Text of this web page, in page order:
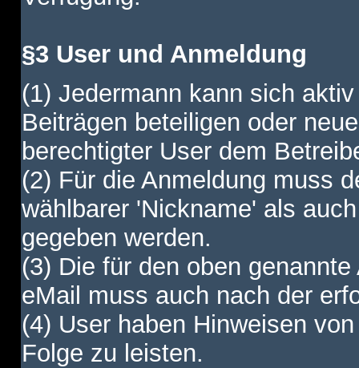
§3 User und Anmeldung
(1) Jedermann kann sich
Beiträgen beteiligen oder
berechtigter User dem
(2) Für die Anmeldung muss
wählbarer 'Nickname' als
gegeben werden.
(3) Die für den oben
eMail muss auch nach der
(4) User haben Hinweisen
Folge zu leisten.